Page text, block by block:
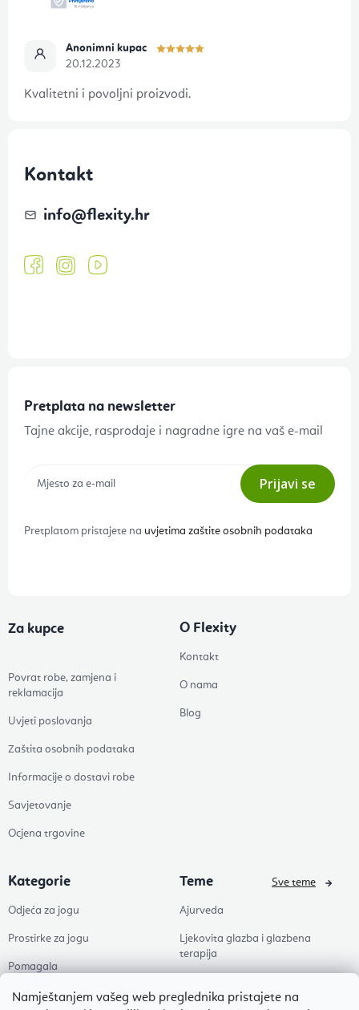
Namještanjem vašeg web preglednika pristajete na
Anonimni kupac
20.12.2023
Kvalitetni i povoljni proizvodi.
Kontakt
info@flexity.hr
Pretplata na newsletter
Tajne akcije, rasprodaje i nagradne igre na vaš e-mail
Prijavi se
Pretplatom pristajete na uvjetima zaštite osobnih podataka
Za kupce
Povrat robe, zamjena i
reklamacija
Uvjeti poslovanja
Zaštita osobnih podataka
Informacije o dostavi robe
Savjetovanje
Ocjena trgovine
O Flexity
Kontakt
O nama
Blog
Kategorie
Odjeća za jogu
Prostirke za jogu
Pomagala
Zdravlje
Teme
Ajurveda
Ljekovita glazba i glazbena
terapija
Sve teme